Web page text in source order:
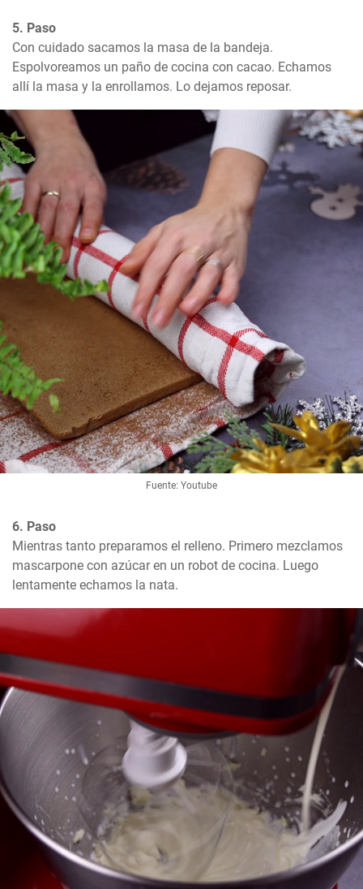
5. Paso
Con cuidado sacamos la masa de la bandeja.
Espolvoreamos un paño de cocina con cacao. Echamos
allí la masa y la enrollamos. Lo dejamos reposar.
Fuente: Youtube
6. Paso
Mientras tanto preparamos el relleno. Primero mezclamos
mascarpone con azúcar en un robot de cocina. Luego
lentamente echamos la nata.